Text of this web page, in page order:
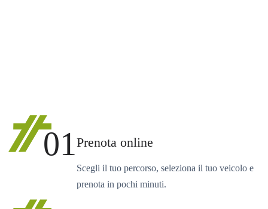
01Prenota online
Scegli il tuo percorso, seleziona il tuo veicolo e
prenota in pochi minuti.